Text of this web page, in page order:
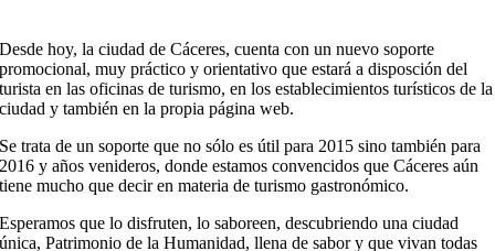
Desde hoy, la ciudad de Cáceres, cuenta con un nuevo soporte
promocional, muy práctico y orientativo que estará a disposción del
turista en las oficinas de turismo, en los establecimientos turísticos de la
ciudad y también en la propia página web.
Se trata de un soporte que no sólo es útil para 2015 sino también para
2016 y años venideros, donde estamos convencidos que Cáceres aún
tiene mucho que decir en materia de turismo gastronómico.
Esperamos que lo disfruten, lo saboreen, descubriendo una ciudad
única, Patrimonio de la Humanidad, llena de sabor y que vivan todas